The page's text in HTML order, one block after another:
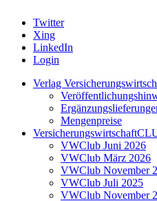
Twitter
Xing
LinkedIn
Login
Verlag
Mengenpreise
VWClub Juni 2026
VWClub März 2026
VWClub November
VWClub Juli 2025
VWClub November